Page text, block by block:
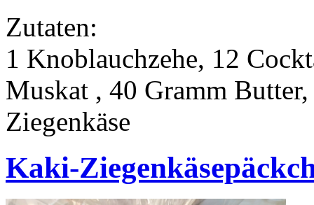
Zutaten:
1 Knoblauchzehe, 12
Muskat , 40 Gramm
Ziegenkäse
Kaki-